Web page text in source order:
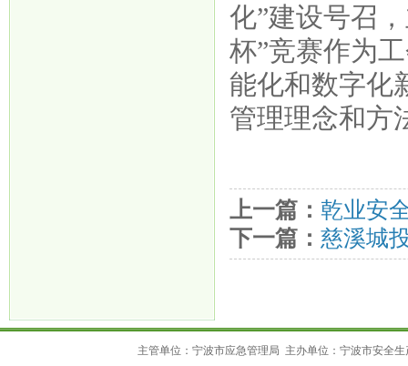
化”建设号召
杯”竞赛作为
能化和数字化
管理理念和方
上一篇：乾业安
下一篇：慈溪城
主管单位：宁波市应急管理局 主办单位：宁波市安全